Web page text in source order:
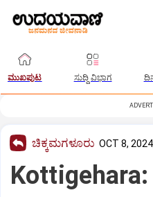
ಮುಖಪುಟ ಸುದ್ದಿ ವಿಭಾಗ
ಚಿಕ್ಕಮಗಳೂರು OCT 8,